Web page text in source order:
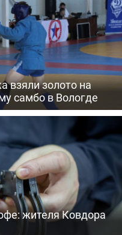
взяли золото на
самбо в Вологде
жителя Ковдора